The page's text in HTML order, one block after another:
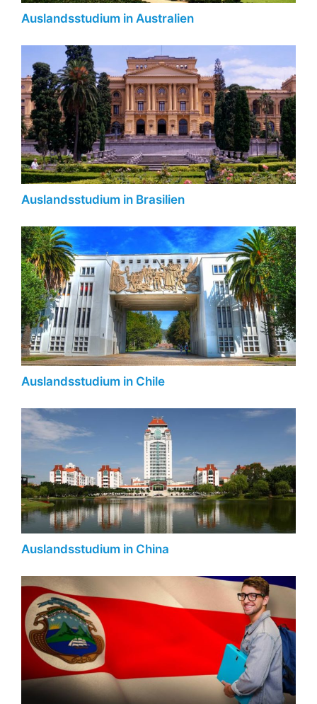
Auslandsstudium in Australien
Auslandsstudium in Brasilien
Auslandsstudium in Chile
Auslandsstudium in China